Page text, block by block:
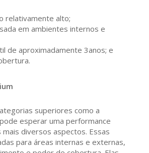
relativamente alto;
em ambientes internos e
de aproximadamente 3anos; e
superiores como a
esperar uma performance
diversos aspectos. Essas
para áreas internas e externas,